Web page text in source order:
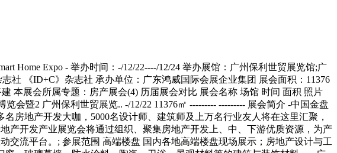
Home Expo - 举办时间：-/12/22----/12/24 举办展馆：广州保利世贸展览馆;广
社 《ID+C》杂志社 承办单位：广东鸿威国际会展企业集团 展会面积：11376
本展会所属专题：房产展会(4) 历届展会对比 展会名称 场馆 时间 面积 照片
会暨2 广州保利世贸展览.. -/12/22 11376㎡ --------- --------- 展会简介 -中国金盘
房地产开发大咖，5000名设计师、建筑师及上万名行业友人将在这里汇聚，
产开发产业展览会将通过组织、聚集房地产开发上、中、下游优质资源，为产
流平台。; 参展范围 高端楼盘 国内各地高端楼盘现场展示；房地产设计与工